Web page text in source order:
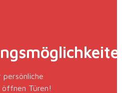
Türen!